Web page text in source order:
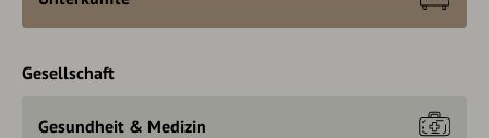
Gesellschaft
Gesundheit & Medizin